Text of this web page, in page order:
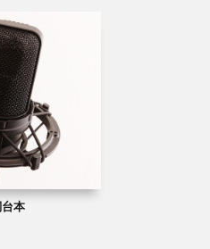
台本